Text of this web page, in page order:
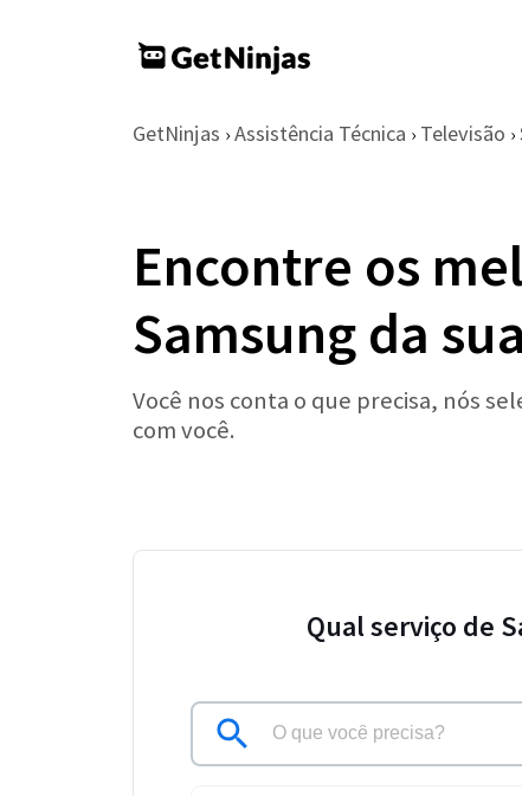
GetNinjas › Assistência Técnica › Televisão ›
Encontre os
Samsung da
Você nos conta o que precisa, nós
com você.
Qual serviço de